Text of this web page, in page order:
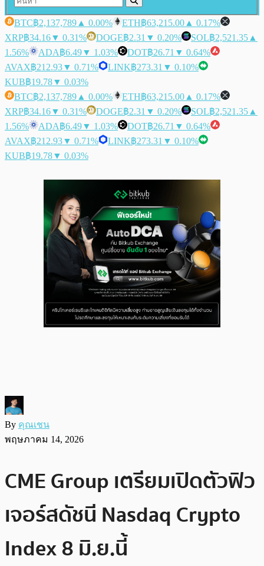
BTC฿2,137,789 ▲ 0.00% ETH฿63,215.00 ▲ 0.17%
XRP฿34.16▼ 0.31% DOGE฿2.31 ▼ 0.20% SOL฿2,521.35 ▲
1.56%
ADA฿6.49▼ 1.03% DOT฿26.71 ▼ 0.64%
AVAX฿212.93▼ 0.71% LINK฿273.31 ▼ 0.10%
KUB฿19.78▼ 0.03%
BTC฿2,137,789 ▲ 0.00% ETH฿63,215.00 ▲ 0.17%
XRP฿34.16▼ 0.31% DOGE฿2.31 ▼ 0.20% SOL฿2,521.35 ▲
1.56%
ADA฿6.49▼ 1.03% DOT฿26.71 ▼ 0.64%
AVAX฿212.93▼ 0.71% LINK฿273.31 ▼ 0.10%
KUB฿19.78▼ 0.03%
By คุณเชน
พฤษภาคม 14, 2026
CME Group เตรียมเปิดตัวฟิว
เจอร์สดัชนี Nasdaq Crypto
Index 8 มิ.ย.นี้